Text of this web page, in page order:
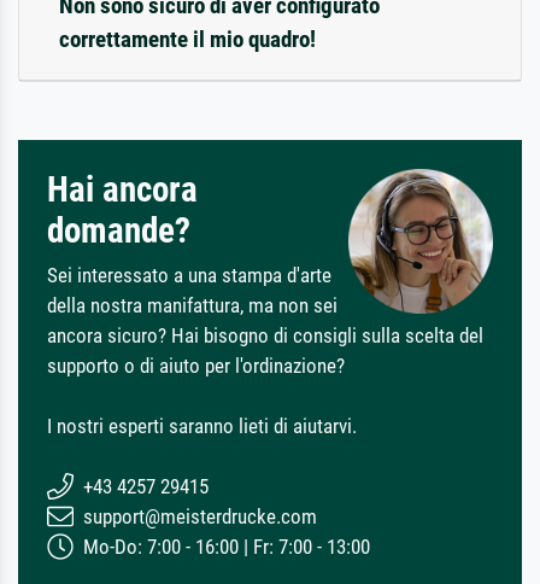
Non sono sicuro di aver configurato
correttamente il mio quadro!
Hai ancora
domande?
Sei interessato a una stampa d'arte
della nostra manifattura, ma non sei
ancora sicuro? Hai bisogno di consigli sulla scelta del
supporto o di aiuto per l'ordinazione?
I nostri esperti saranno lieti di aiutarvi.
+43 4257 29415
support@meisterdrucke.com
Mo-Do: 7:00 - 16:00 | Fr: 7:00 - 13:00